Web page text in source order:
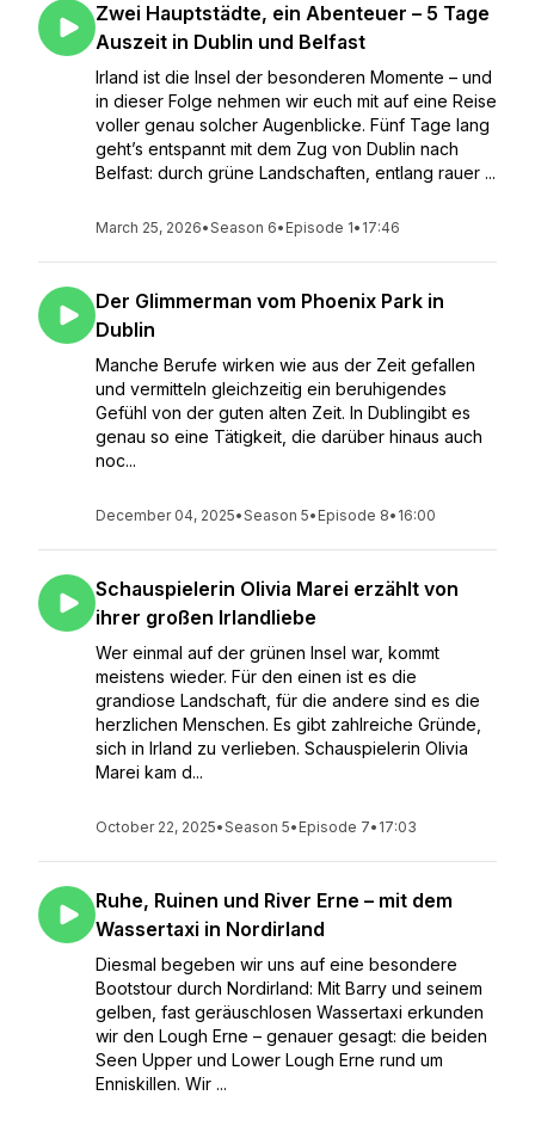
Zwei Hauptstädte, ein Abenteuer – 5 Tage
Auszeit in Dublin und Belfast
Irland ist die Insel der besonderen Momente – und
in dieser Folge nehmen wir euch mit auf eine Reise
voller genau solcher Augenblicke. Fünf Tage lang
geht’s entspannt mit dem Zug von Dublin nach
Belfast: durch grüne Landschaften, entlang rauer ...
March 25, 2026•Season 6• Episode 1• 17:46
Der Glimmerman vom Phoenix Park in
Dublin
Manche Berufe wirken wie aus der Zeit gefallen
und vermitteln gleichzeitig ein beruhigendes
Gefühl von der guten alten Zeit. In Dublingibt es
genau so eine Tätigkeit, die darüber hinaus auch
noc...
December 04, 2025•Season 5• Episode 8• 16:00
Schauspielerin Olivia Marei erzählt von
ihrer großen Irlandliebe
Wer einmal auf der grünen Insel war, kommt
meistens wieder. Für den einen ist es die
grandiose Landschaft, für die andere sind es die
herzlichen Menschen. Es gibt zahlreiche Gründe,
sich in Irland zu verlieben. Schauspielerin Olivia
Marei kam d...
October 22, 2025•Season 5• Episode 7• 17:03
Ruhe, Ruinen und River Erne – mit dem
Wassertaxi in Nordirland
Diesmal begeben wir uns auf eine besondere
Bootstour durch Nordirland: Mit Barry und seinem
gelben, fast geräuschlosen Wassertaxi erkunden
wir den Lough Erne – genauer gesagt: die beiden
Seen Upper und Lower Lough Erne rund um
Enniskillen. Wir ...